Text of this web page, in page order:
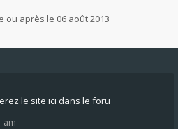
le site ici dans le foru
am